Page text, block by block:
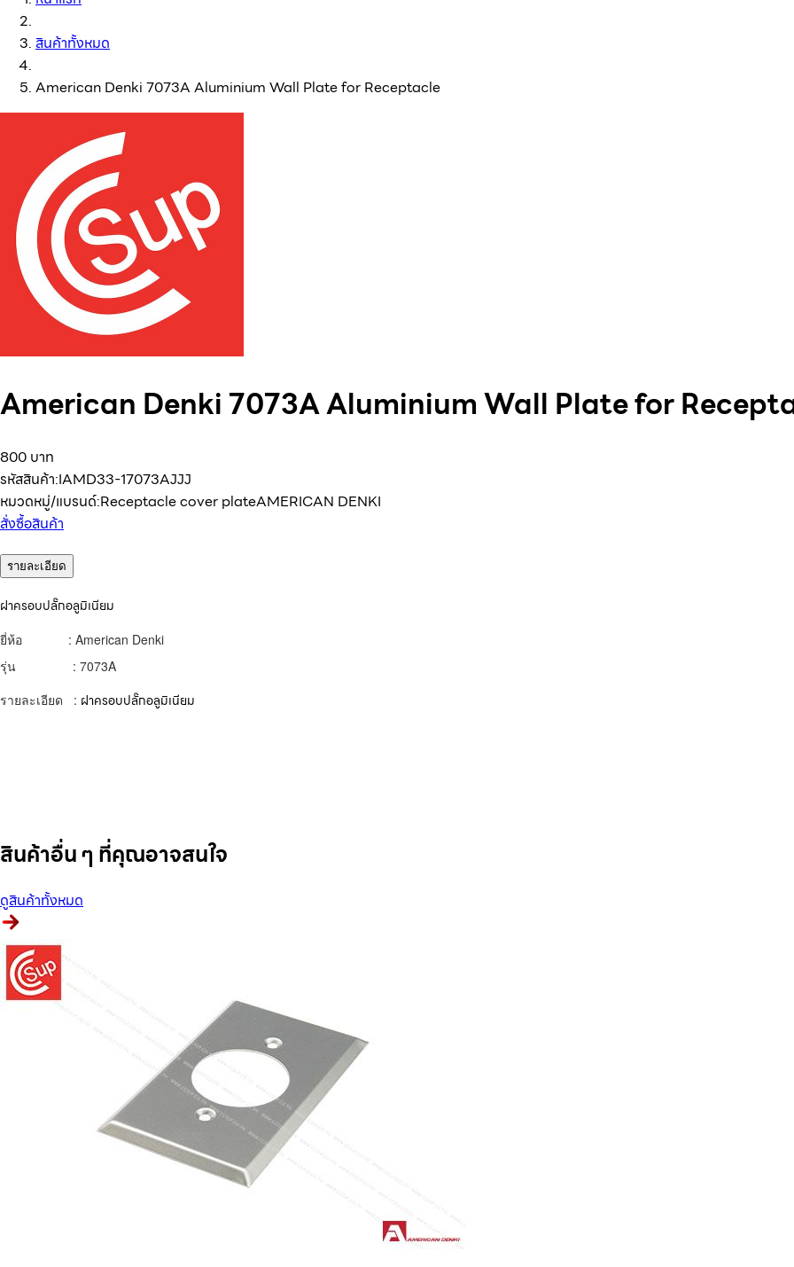
สินค้าทั้งหมด
American Denki 7073A Aluminium Wall Plate for Receptacle
American Denki 7073A Aluminium Wall Plate for
800 บาท
รหัสสินค้า:IAMD33-17073AJJJ
หมวดหมู่/แบรนด์:Receptacle cover plateAMERICAN DENKI
สั่งซื้อสินค้า
รายละเอียด
ฝาครอบปลั๊กอลูมิเนียม
ยี่ห้อ : American Denki
รุ่น : 7073A
รายละเอียด : ฝาครอบปลั๊กอลูมิเนียม
สินค้าอื่น ๆ ที่คุณอาจสนใจ
ดูสินค้าทั้งหมด